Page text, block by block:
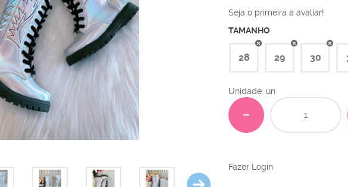
Seja o primeira a avaliar!
TAMANHO
28 29 30
Unidade: un
Fazer Login